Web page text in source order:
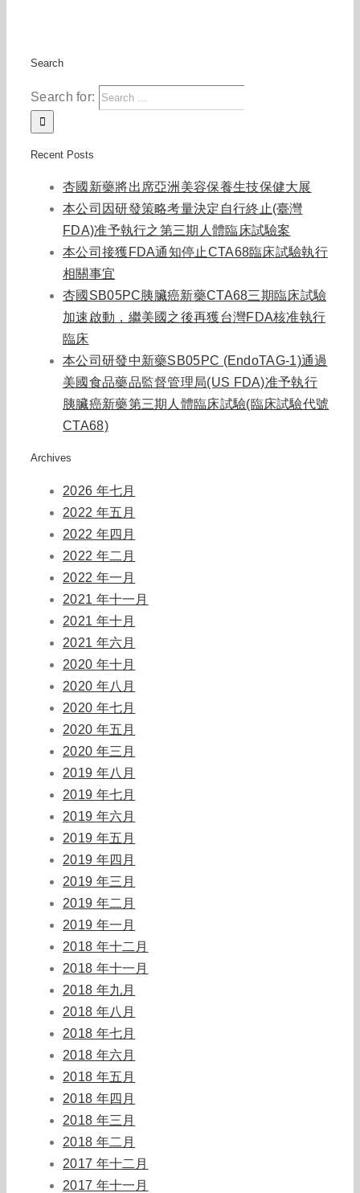
Search
Search for:
Recent Posts
杏國新藥將出席亞洲美容保養生技保健大展
本公司因研發策略考量決定自行終止(臺灣
FDA)准予執行之第三期人體臨床試驗案
本公司接獲FDA通知停止CTA68臨床試驗執行
相關事宜
杏國SB05PC胰臟癌新藥CTA68三期臨床試驗
加速啟動，繼美國之後再獲台灣FDA核准執行
臨床
本公司研發中新藥SB05PC (EndoTAG-1)通過
美國食品藥品監督管理局(US FDA)准予執行
胰臟癌新藥第三期人體臨床試驗(臨床試驗代號
CTA68)
Archives
2026 年七月
2022 年五月
2022 年四月
2022 年二月
2022 年一月
2021 年十一月
2021 年十月
2021 年六月
2020 年十月
2020 年八月
2020 年七月
2020 年五月
2020 年三月
2019 年八月
2019 年七月
2019 年六月
2019 年五月
2019 年四月
2019 年三月
2019 年二月
2019 年一月
2018 年十二月
2018 年十一月
2018 年九月
2018 年八月
2018 年七月
2018 年六月
2018 年五月
2018 年四月
2018 年三月
2018 年二月
2017 年十二月
2017 年十一月